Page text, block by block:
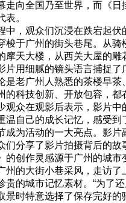
走向全国乃至世界，而《日
表。
中，观众们沉浸在跌宕起伏
梭于广州的街头巷尾。从骑
摩天大楼，从西关大屋的雕
片用细腻的镜头语言捕捉了
是老广州人熟悉的茶楼早茶
的科技创新、开放包容，都
观众在观影后表示，影片中
温自己的成长记忆，感受到
成为活动的一大亮点。影片
们分享了影片拍摄背后的故
的创作灵感源于广州的城
州的大街小巷采风，走访了
贵的城市记忆素材。“为了
景时特意选择了保存完好的